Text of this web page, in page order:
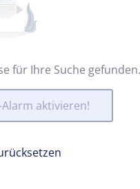
für Ihre Suche gefunden.
Alarm aktivieren!